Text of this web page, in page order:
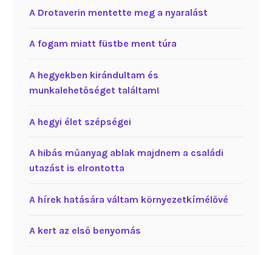
A Drotaverin mentette meg a nyaralást
A fogam miatt füstbe ment túra
A hegyekben kirándultam és
munkalehetőséget találtam!
A hegyi élet szépségei
A hibás műanyag ablak majdnem a családi
utazást is elrontotta
A hírek hatására váltam környezetkímélővé
A kert az első benyomás